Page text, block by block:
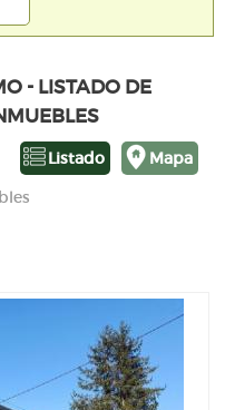
- LISTADO DE
Mapa
Listado